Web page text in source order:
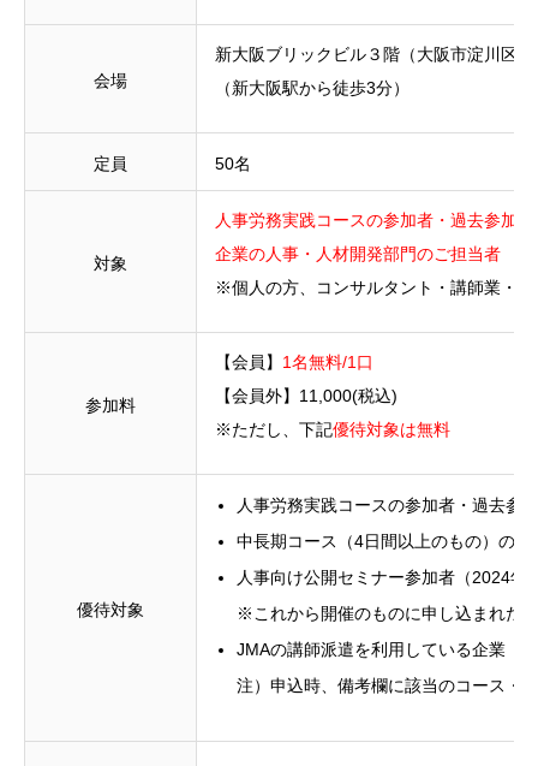
会場
新大阪ブリックビル３階（大阪市淀川
（新大阪駅から徒歩3分）
定員 50名
対象
人事労務実践コースの参加者・過去参加
企業の人事・人材開発部門のご担当者
※個人の方、コンサルタント・講師業・
参加料
【会員】 1名無料/1口
【会員外】11,000(税込)
※ただし、下記優待対象は無料
優待対象
人事労務実践コースの参加者・過去参
中長期コース（4日間以上のもの）の
人事向け公開セミナー参加者（2024年
※これから開催のものに申し込まれた
JMAの講師派遣を利用している企業（
注）申込時、備考欄に該当のコース・